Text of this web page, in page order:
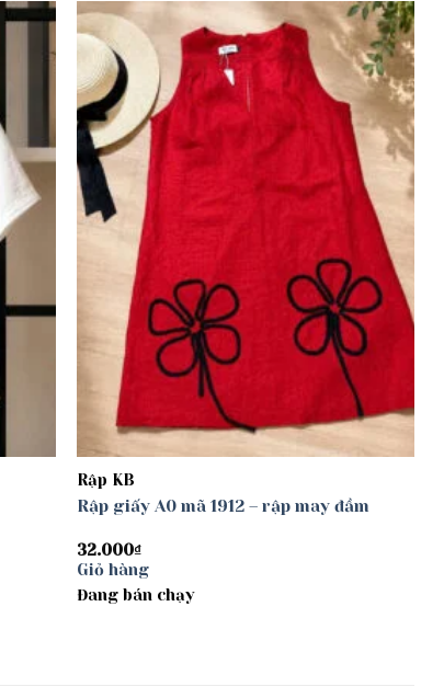
Add to
wishlist
Rập KB
Rập giấy A0 mã 1912 – rập may đầm
32.000₫
Giỏ hàng
Đang bán chạy